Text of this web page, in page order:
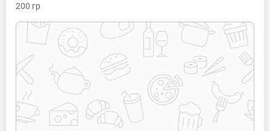
200 гр